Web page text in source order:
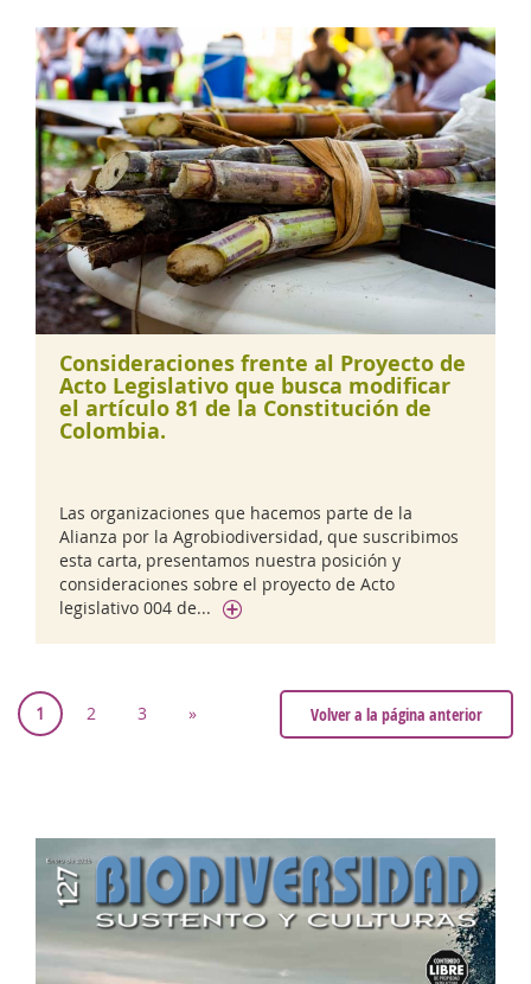
Consideraciones frente al Proyecto de
Acto Legislativo que busca modificar
el artículo 81 de la Constitución de
Colombia.
Las organizaciones que hacemos parte de la
Alianza por la Agrobiodiversidad, que suscribimos
esta carta, presentamos nuestra posición y
consideraciones sobre el proyecto de Acto
legislativo 004 de...
1 2 3 » Volver a la página anterior